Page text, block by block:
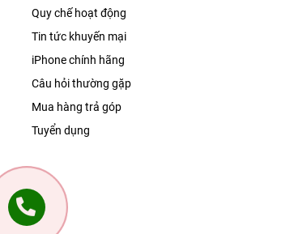
Quy chế hoạt động
Tin tức khuyến mại
iPhone chính hãng
Câu hỏi thường gặp
Mua hàng trả góp
Tuyển dụng